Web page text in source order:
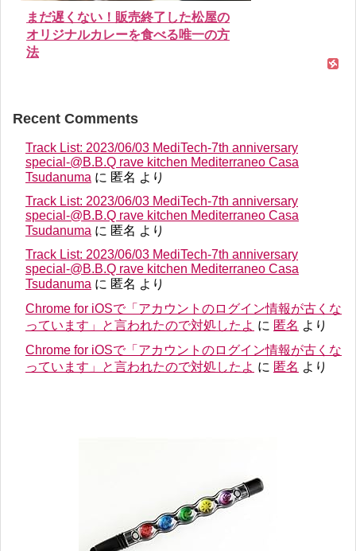
まだ遅くない！販売終了した松屋の
オリジナルカレーを食べる唯一の方
法
Recent Comments
Track List: 2023/06/03 MediTech-7th anniversary
special-@B.B.Q rave kitchen Mediterraneo Casa
Tsudanuma に 匿名 より
Track List: 2023/06/03 MediTech-7th anniversary
special-@B.B.Q rave kitchen Mediterraneo Casa
Tsudanuma に 匿名 より
Track List: 2023/06/03 MediTech-7th anniversary
special-@B.B.Q rave kitchen Mediterraneo Casa
Tsudanuma に 匿名 より
Chrome for iOSで「アカウントのログイン情報が古くな
っています」と言われたので対処したよ に 匿名 より
Chrome for iOSで「アカウントのログイン情報が古くな
っています」と言われたので対処したよ に 匿名 より